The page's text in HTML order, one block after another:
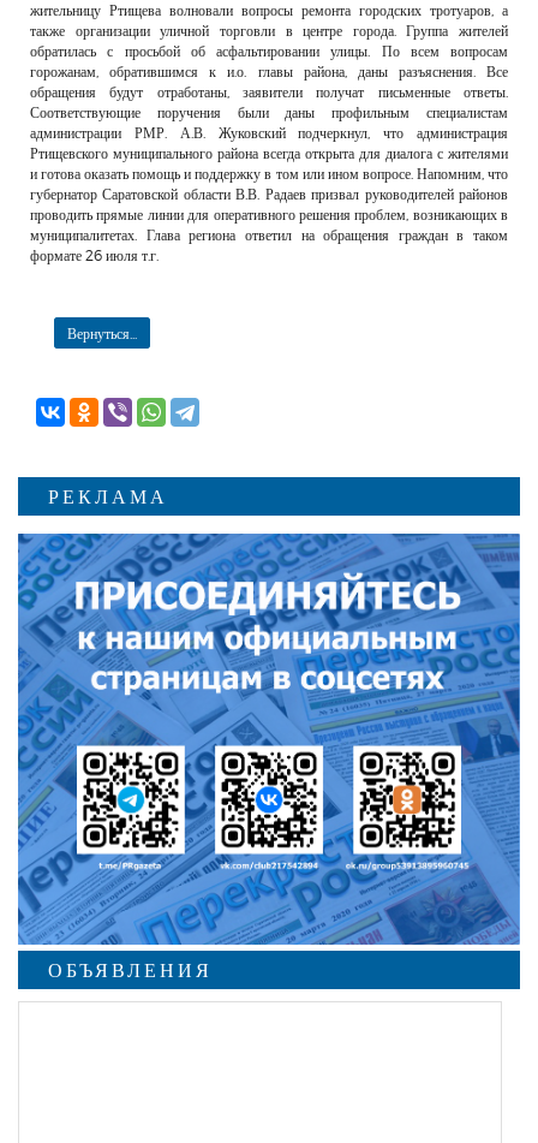
жительницу Ртищева волновали вопросы ремонта городских тротуаров, а
также организации уличной торговли в центре города. Группа жителей
обратилась с просьбой об асфальтировании улицы. По всем вопросам
горожанам, обратившимся к и.о. главы района, даны разъяснения. Все
обращения будут отработаны, заявители получат письменные ответы.
Соответствующие поручения были даны профильным специалистам
администрации РМР. А.В. Жуковский подчеркнул, что администрация
Ртищевского муниципального района всегда открыта для диалога с жителями
и готова оказать помощь и поддержку в том или ином вопросе. Напомним, что
губернатор Саратовской области В.В. Радаев призвал руководителей районов
проводить прямые линии для оперативного решения проблем, возникающих в
муниципалитетах. Глава региона ответил на обращения граждан в таком
формате 26 июля т.г.
Вернуться...
РЕКЛАМА
ОБЪЯВЛЕНИЯ